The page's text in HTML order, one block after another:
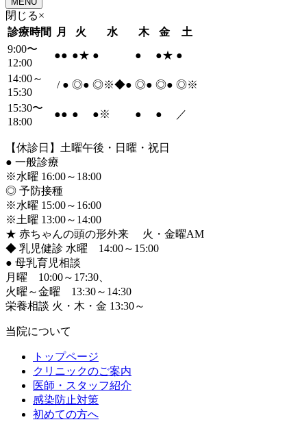
閉じる×
診療時間
月 火 水 木 金
土
9:00〜
12:00
●● ●★ ● ● ●★ ●
14:00～
15:30
/ ● ◎● ◎※◆● ◎● ◎● ◎※
15:30〜
18:00
●● ● ●※ ● ● ／
【休診日】土曜午後・日曜・祝日
● 一般診療
※水曜 16:00～18:00
◎ 予防接種
※水曜 15:00～16:00
※土曜 13:00～14:00
★ 赤ちゃんの頭の形外来 火・金曜AM
◆ 乳児健診 水曜 14:00～15:00
● 母乳育児相談
月曜 10:00～17:30、
火曜～金曜 13:30～14:30
栄養相談 火・木・金 13:30～
当院について
トップページ
クリニックのご案内
医師・スタッフ紹介
感染防止対策
初めての方へ